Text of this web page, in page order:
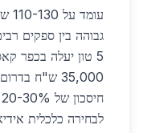
גבוהה בין ספקים
35,000 ש"ח